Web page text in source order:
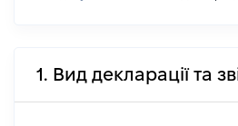
1. Вид декларації та